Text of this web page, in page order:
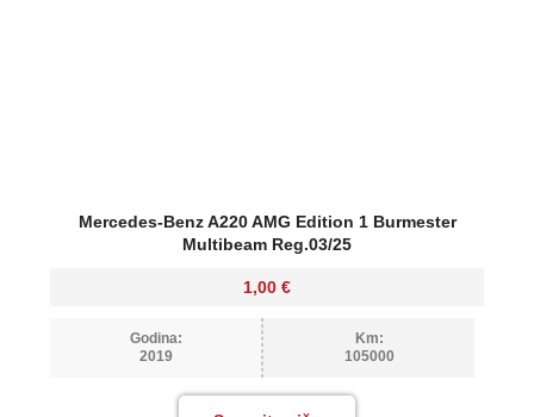
Mercedes-Benz A220 AMG Edition 1 Burmester
Multibeam Reg.03/25
1,00 €
Godina:
2019
Km:
105000